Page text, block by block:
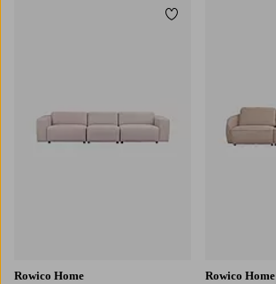
Rowico Home
Tilføj til favoritter
Rowico Home